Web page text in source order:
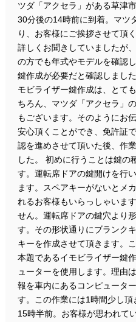
ツダ「アクセラ」がある草津
30分後の14時前に到着。マツ
り、お客様にご挨拶させて頂
詳しくお聞きしていましたが
の方でも年式やモデルを確認
鍵作成が必要だと確認しまし
モビライザー鍵作成は、とて
ちろん、マツダ「アクセラ」
もございます。そのようにお
安心頂くことができ、免許証
認を進めさせて頂いた後、作
した。 初めに行うことは鍵の
す。運転席ドアの鍵開けを行
ます。スペアキーがないとメ
れるお客様もいらっしゃいま
せん。運転席ドアの鍵穴より
す。その形状通りにブランク
キーを作成させて頂きます。
本題であるイモビライザー鍵
ューターを使用します。理由
報を車内にあるコンピュータ
す。この作業には1時間少し
15時半前。お客様が思われて